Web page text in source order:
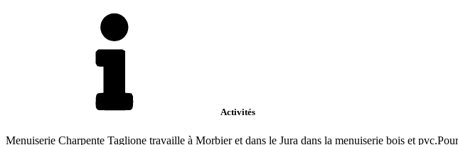
Activités
Menuiserie Charpente Taglione travaille à Morbier et dans le Jura dans la menuiserie bois et